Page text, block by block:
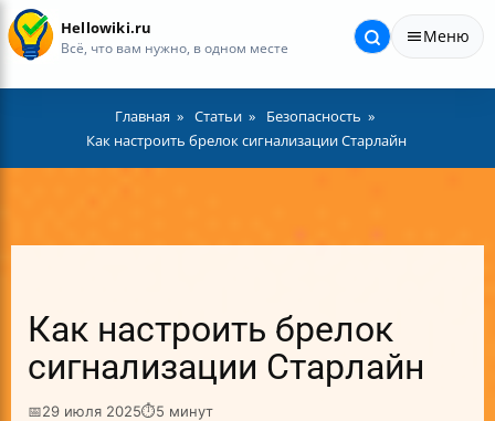
Hellowiki.ru
Всё, что вам нужно, в одном месте
Меню
Главная Статьи
Безопасность
Как настроить брелок сигнализации Старлайн
Как настроить брелок
сигнализации Старлайн
📅29 июля 2025⏱5 минут